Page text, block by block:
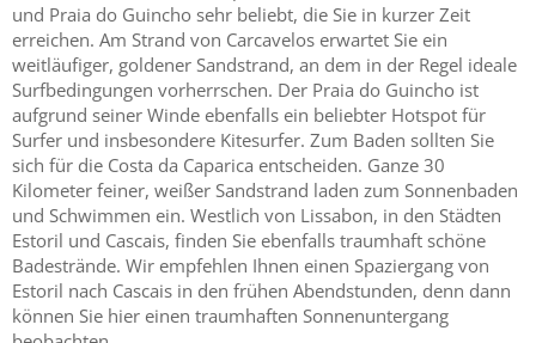
und Praia do Guincho sehr beliebt, die Sie in kurzer Zeit
erreichen. Am Strand von Carcavelos erwartet Sie ein
weitläufiger, goldener Sandstrand, an dem in der Regel ideale
Surfbedingungen vorherrschen. Der Praia do Guincho ist
aufgrund seiner Winde ebenfalls ein beliebter Hotspot für
Surfer und insbesondere Kitesurfer. Zum Baden sollten Sie
sich für die Costa da Caparica entscheiden. Ganze 30
Kilometer feiner, weißer Sandstrand laden zum Sonnenbaden
und Schwimmen ein. Westlich von Lissabon, in den Städten
Estoril und Cascais, finden Sie ebenfalls traumhaft schöne
Badestrände. Wir empfehlen Ihnen einen Spaziergang von
Estoril nach Cascais in den frühen Abendstunden, denn dann
können Sie hier einen traumhaften Sonnenuntergang